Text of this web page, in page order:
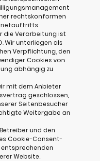
rechtskonformen
die Verarbeitung ist
Wir unterliegen als
Verpflichtung, den
Cookies von
abhängig zu
mit dem Anbieter
geschlossen,
Seitenbesucher
Weitergabe an
und den
Cookie-Consent-
entsprechenden
Website.